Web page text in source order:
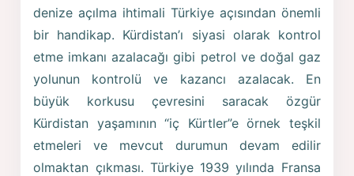
denize açılma ihtimali Türkiye açısından önemli
bir handikap. Kürdistan’ı siyasi olarak kontrol
etme imkanı azalacağı gibi petrol ve doğal gaz
yolunun kontrolü ve kazancı azalacak. En
büyük korkusu çevresini saracak özgür
Kürdistan yaşamının “iç Kürtler”e örnek teşkil
etmeleri ve mevcut durumun devam edilir
olmaktan çıkması. Türkiye 1939 yılında Fransa